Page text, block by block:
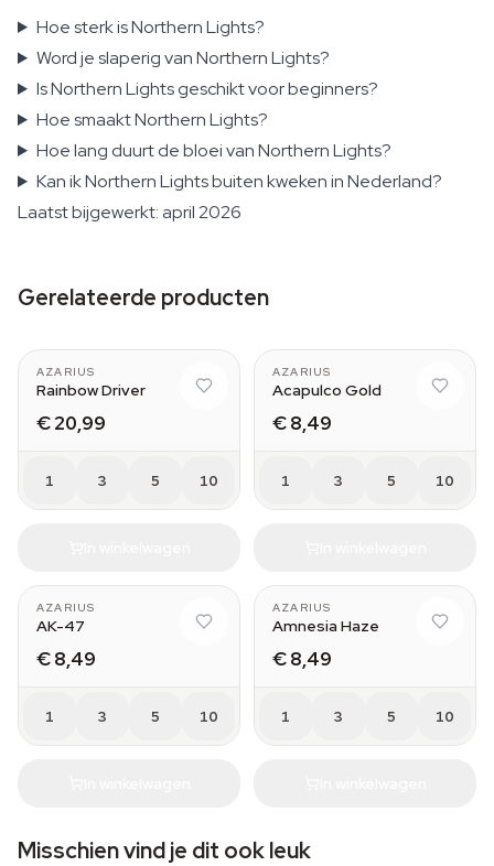
Hoe sterk is Northern Lights?
Word je slaperig van Northern Lights?
Is Northern Lights geschikt voor beginners?
Hoe smaakt Northern Lights?
Hoe lang duurt de bloei van Northern Lights?
Kan ik Northern Lights buiten kweken in Nederland?
Laatst bijgewerkt: april 2026
Gerelateerde producten
AZARIUS
Rainbow Driver
€ 20,99
1 3 5 10
AZARIUS
Acapulco Gold
€ 8,49
1 3 5 10
AZARIUS
AK-47
€ 8,49
1 3 5 10
AZARIUS
Amnesia Haze
€ 8,49
1 3 5 10
Misschien vind je dit ook leuk